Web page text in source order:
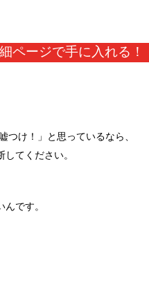
ページで手に入れる！
つけ！」と思っているなら、
てください。
です。